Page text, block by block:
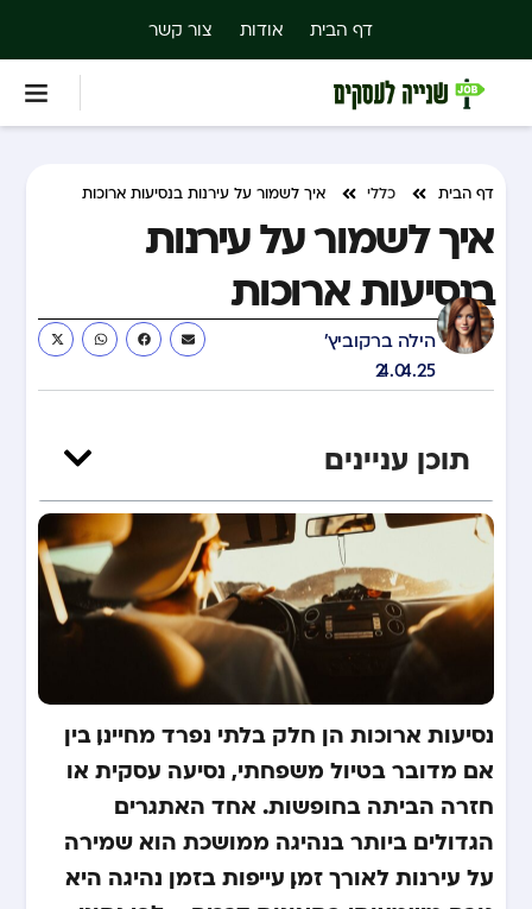
דף הבית אודות צור קשר
דף הבית כללי איך לשמור על עירנות בנסיעות ארוכות
איך לשמור על עירנות
בנסיעות ארוכות
הילה ברקוביץ'
24.04.25
תוכן עניינים
נסיעות ארוכות הן חלק בלתי נפרד מחיינו, בין
אם מדובר בטיול משפחתי, נסיעה עסקית או
חזרה הביתה בחופשות. אחד האתגרים
הגדולים ביותר בנהיגה ממושכת הוא שמירה
על עירנות לאורך זמן. עייפות בזמן נהיגה היא